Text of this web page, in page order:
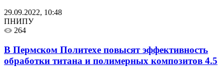
29.09.2022, 10:48
ПНИПУ
264
В Пермском Политехе повысят эффективность
обработки титана и полимерных композитов 4.5